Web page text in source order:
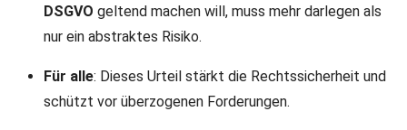
DSGVO geltend machen will, muss mehr darlegen als
nur ein abstraktes Risiko.
Für alle: Dieses Urteil stärkt die Rechtssicherheit und
schützt vor überzogenen Forderungen.